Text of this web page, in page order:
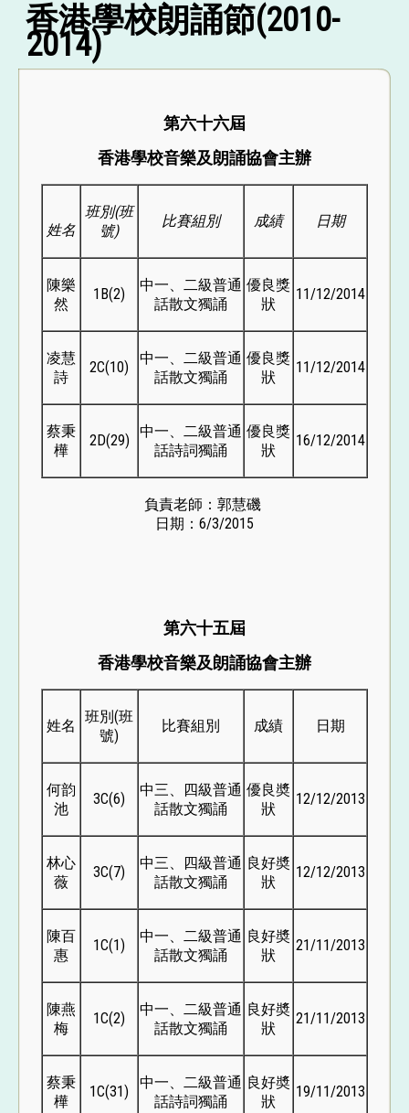
香港學校朗誦節(2010-
2014)
第六十六屆
香港學校音樂及朗誦協會主辦
姓名
班別(班
號)
比賽組別 成績 日期
陳樂
然
1B(2)
中一、二級普通
話散文獨誦
優良獎
狀
11/12/2014
凌慧
詩
2C(10)
中一、二級普通
話散文獨誦
優良獎
狀
11/12/2014
蔡秉
樺
2D(29)
中一、二級普通
話詩詞獨誦
優良獎
狀
16/12/2014
負責老師：郭慧磯
日期：6/3/2015
第六十五屆
香港學校音樂及朗誦協會主辦
姓名
班別(班
號)
比賽組別 成績 日期
何韵
池
3C(6)
中三、四級普通
話散文獨誦
優良奬
狀
12/12/2013
林心
薇
3C(7)
中三、四級普通
話散文獨誦
良好奬
狀
12/12/2013
陳百
惠
1C(1)
中一、二級普通
話散文獨誦
良好奬
狀
21/11/2013
陳燕
梅
1C(2)
中一、二級普通
話散文獨誦
良好奬
狀
21/11/2013
蔡秉
樺
1C(31)
中一、二級普通
話詩詞獨誦
良好奬
狀
19/11/2013